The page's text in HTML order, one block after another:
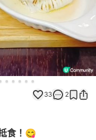
33 2
食！😋